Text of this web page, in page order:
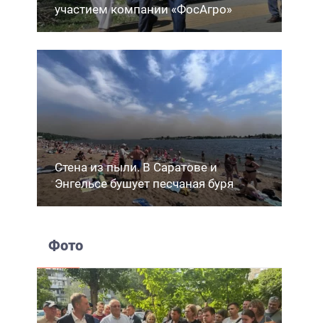
участием компании «ФосАгро»
Стена из пыли. В Саратове и
Энгельсе бушует песчаная буря
Фото